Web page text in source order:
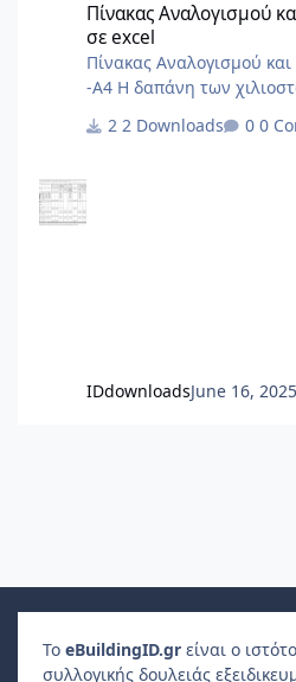
Πίνακας Αναλογισμού
σε excel
Πίνακας Αναλογισμού
-Α4 Η δαπάνη των χιλιοστών θέρμανσης από το
αλλά με δύο
2 Downloads 0
IDdownloadsJune 16, 2025
Το eBuildingID.gr είναι ο
συλλογικής δουλειάς